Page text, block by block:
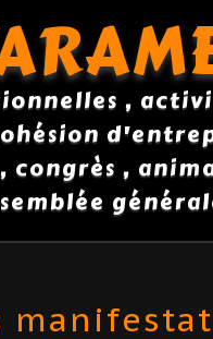
,
congrès ,